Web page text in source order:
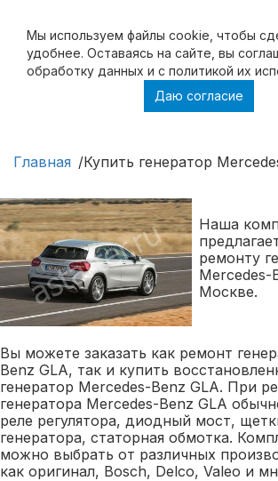
Мы используем файлы cookie, чтобы
удобнее. Оставаясь на сайте, вы
обработку данных и с политикой их
Даю согласие
Купить генератор Mercedes-
Главная Купить генератор
Наша
ремонту
Mercedes-
Москве.
Вы можете заказать как ремонт
Benz GLA, так и купить
генератор Mercedes-Benz GLA. При
генератора Mercedes-Benz GLA
реле регулятора, диодный мост,
генератора, статорная обмотка.
можно выбрать от различных
как оригинал, Bosch, Delco, Valeo и